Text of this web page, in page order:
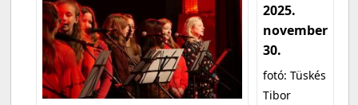
2025.
november
30.
fotó: Tüskés
Tibor